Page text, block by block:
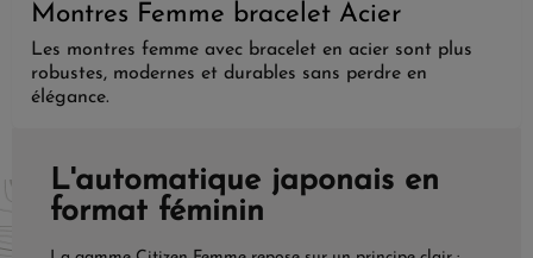
Montres Femme bracelet Acier
Les montres femme avec bracelet en acier sont plus
robustes, modernes et durables sans perdre en
élégance.
L'automatique japonais en
format féminin